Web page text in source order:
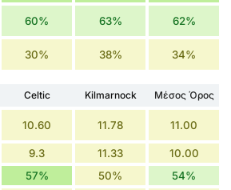
60% 63% 62%
30% 38% 34%
Celtic Kilmarnock
Μέσος Όρος
10.60 11.78 11.00
9.3 11.33 10.00
57% 50% 54%